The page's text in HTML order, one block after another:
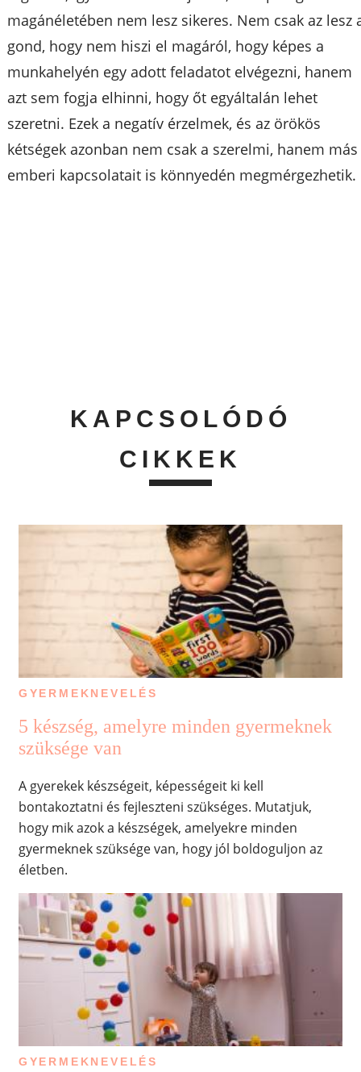
magánéletében nem lesz sikeres. Nem csak az lesz
gond, hogy nem hiszi el magáról, hogy képes a
munkahelyén egy adott feladatot elvégezni, hanem
azt sem fogja elhinni, hogy őt egyáltalán lehet
szeretni. Ezek a negatív érzelmek, és az örökös
kétségek azonban nem csak a szerelmi, hanem más
emberi kapcsolatait is könnyedén megmérgezhetik.
KAPCSOLÓDÓ
CIKKEK
GYERMEKNEVELÉS
5 készség, amelyre minden gyermeknek
szüksége van
A gyerekek készségeit, képességeit ki kell
bontakoztatni és fejleszteni szükséges. Mutatjuk,
hogy mik azok a készségek, amelyekre minden
gyermeknek szüksége van, hogy jól boldoguljon az
életben.
GYERMEKNEVELÉS